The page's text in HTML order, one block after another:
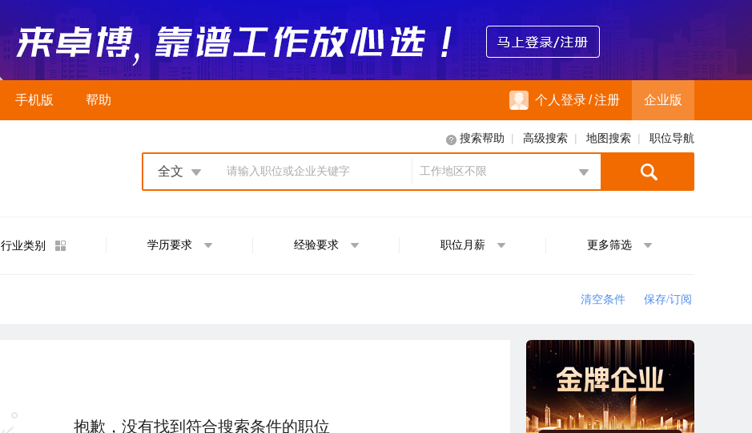
手机版 帮助 个人登录/注册 企业版
搜索帮助 | 高级搜索 | 地图搜索 | 职位导航
请输入职位或企业关键字
全文 工作地区不限
行业类别 学历要求 经验要求 职位月薪 更多筛选
清空条件 保存/订阅
抱歉，没有找到符合搜索条件的职位